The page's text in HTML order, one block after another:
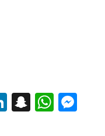
LinkedIn
Snapchat